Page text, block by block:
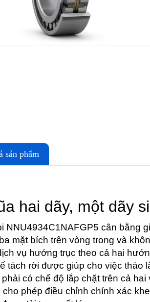
sản phẩm
hai dãy, một dãy
NNU4934C1NAFGP5 cân bằng
mặt bích trên vòng trong và
vụ hướng trục theo cả hai
tách rời được giúp cho việc tháo
có chế độ lắp chặt trên cả hai
cho phép điều chỉnh chính xác